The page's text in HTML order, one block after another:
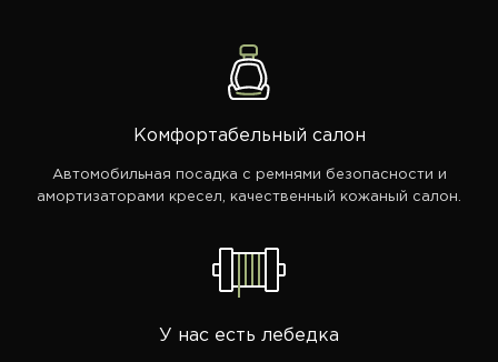
Комфортабельный салон
Автомобильная посадка с ремнями безопасности и
амортизаторами кресел, качественный кожаный салон.
У нас есть лебедка